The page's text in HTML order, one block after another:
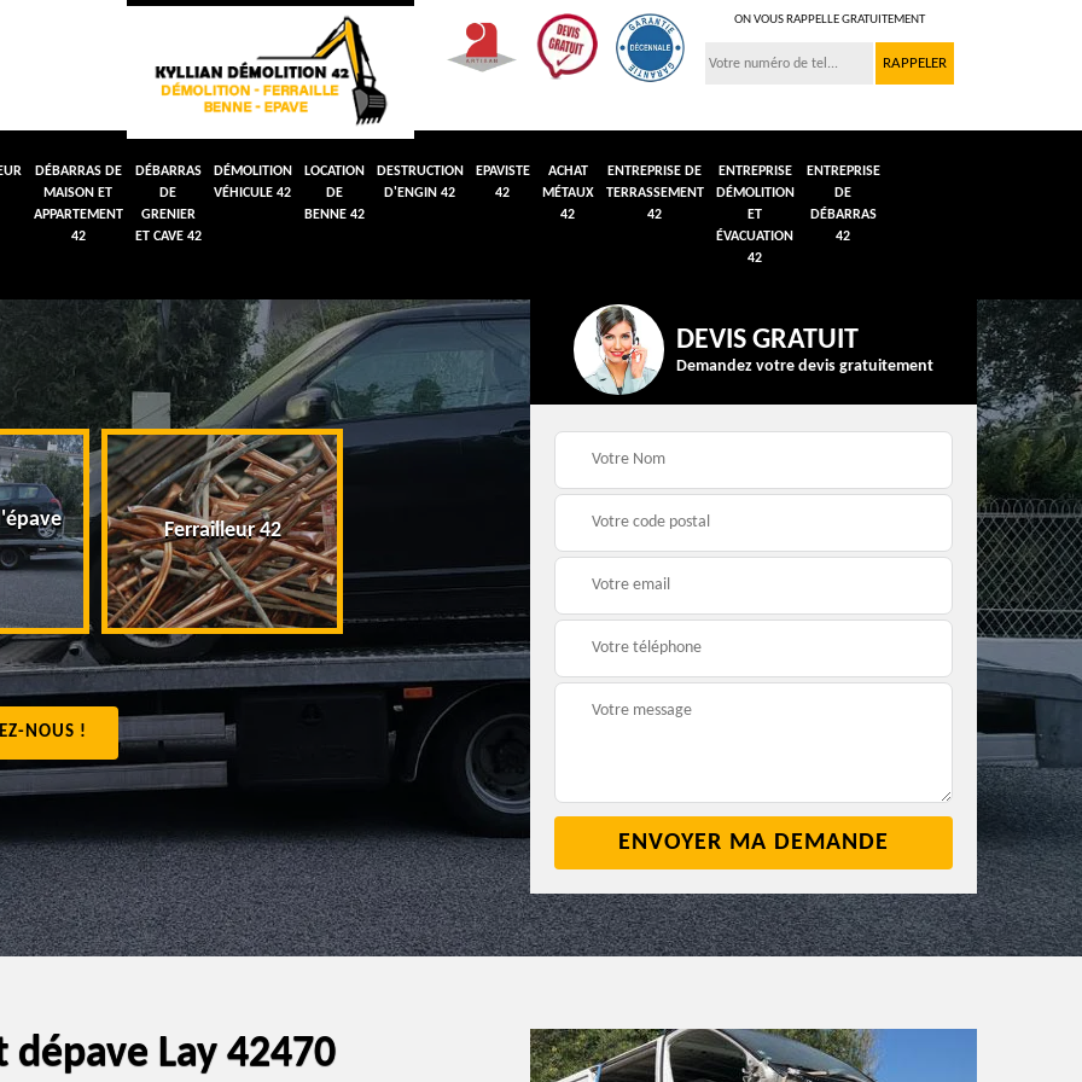
ON VOUS RAPPELLE GRATUITEMENT
DÉBARRAS DE
MAISON ET
APPARTEMENT
42
DÉBARRAS
DE
GRENIER
ET CAVE 42
DÉMOLITION
VÉHICULE 42
LOCATION
DE
BENNE 42
DESTRUCTION
D'ENGIN 42
EPAVISTE
42
ACHAT
MÉTAUX
42
ENTREPRISE DE
TERRASSEMENT
42
ENTREPRISE
DÉMOLITION
ET
ÉVACUATION
42
ENTREPRISE
DE
DÉBARRAS
42
Ferrailleur 42
Débarras de grenier et
Démolition véhicule
42
NOUS !
DEVIS GRATUIT
Demandez votre devis gratuitement
Lay 42470